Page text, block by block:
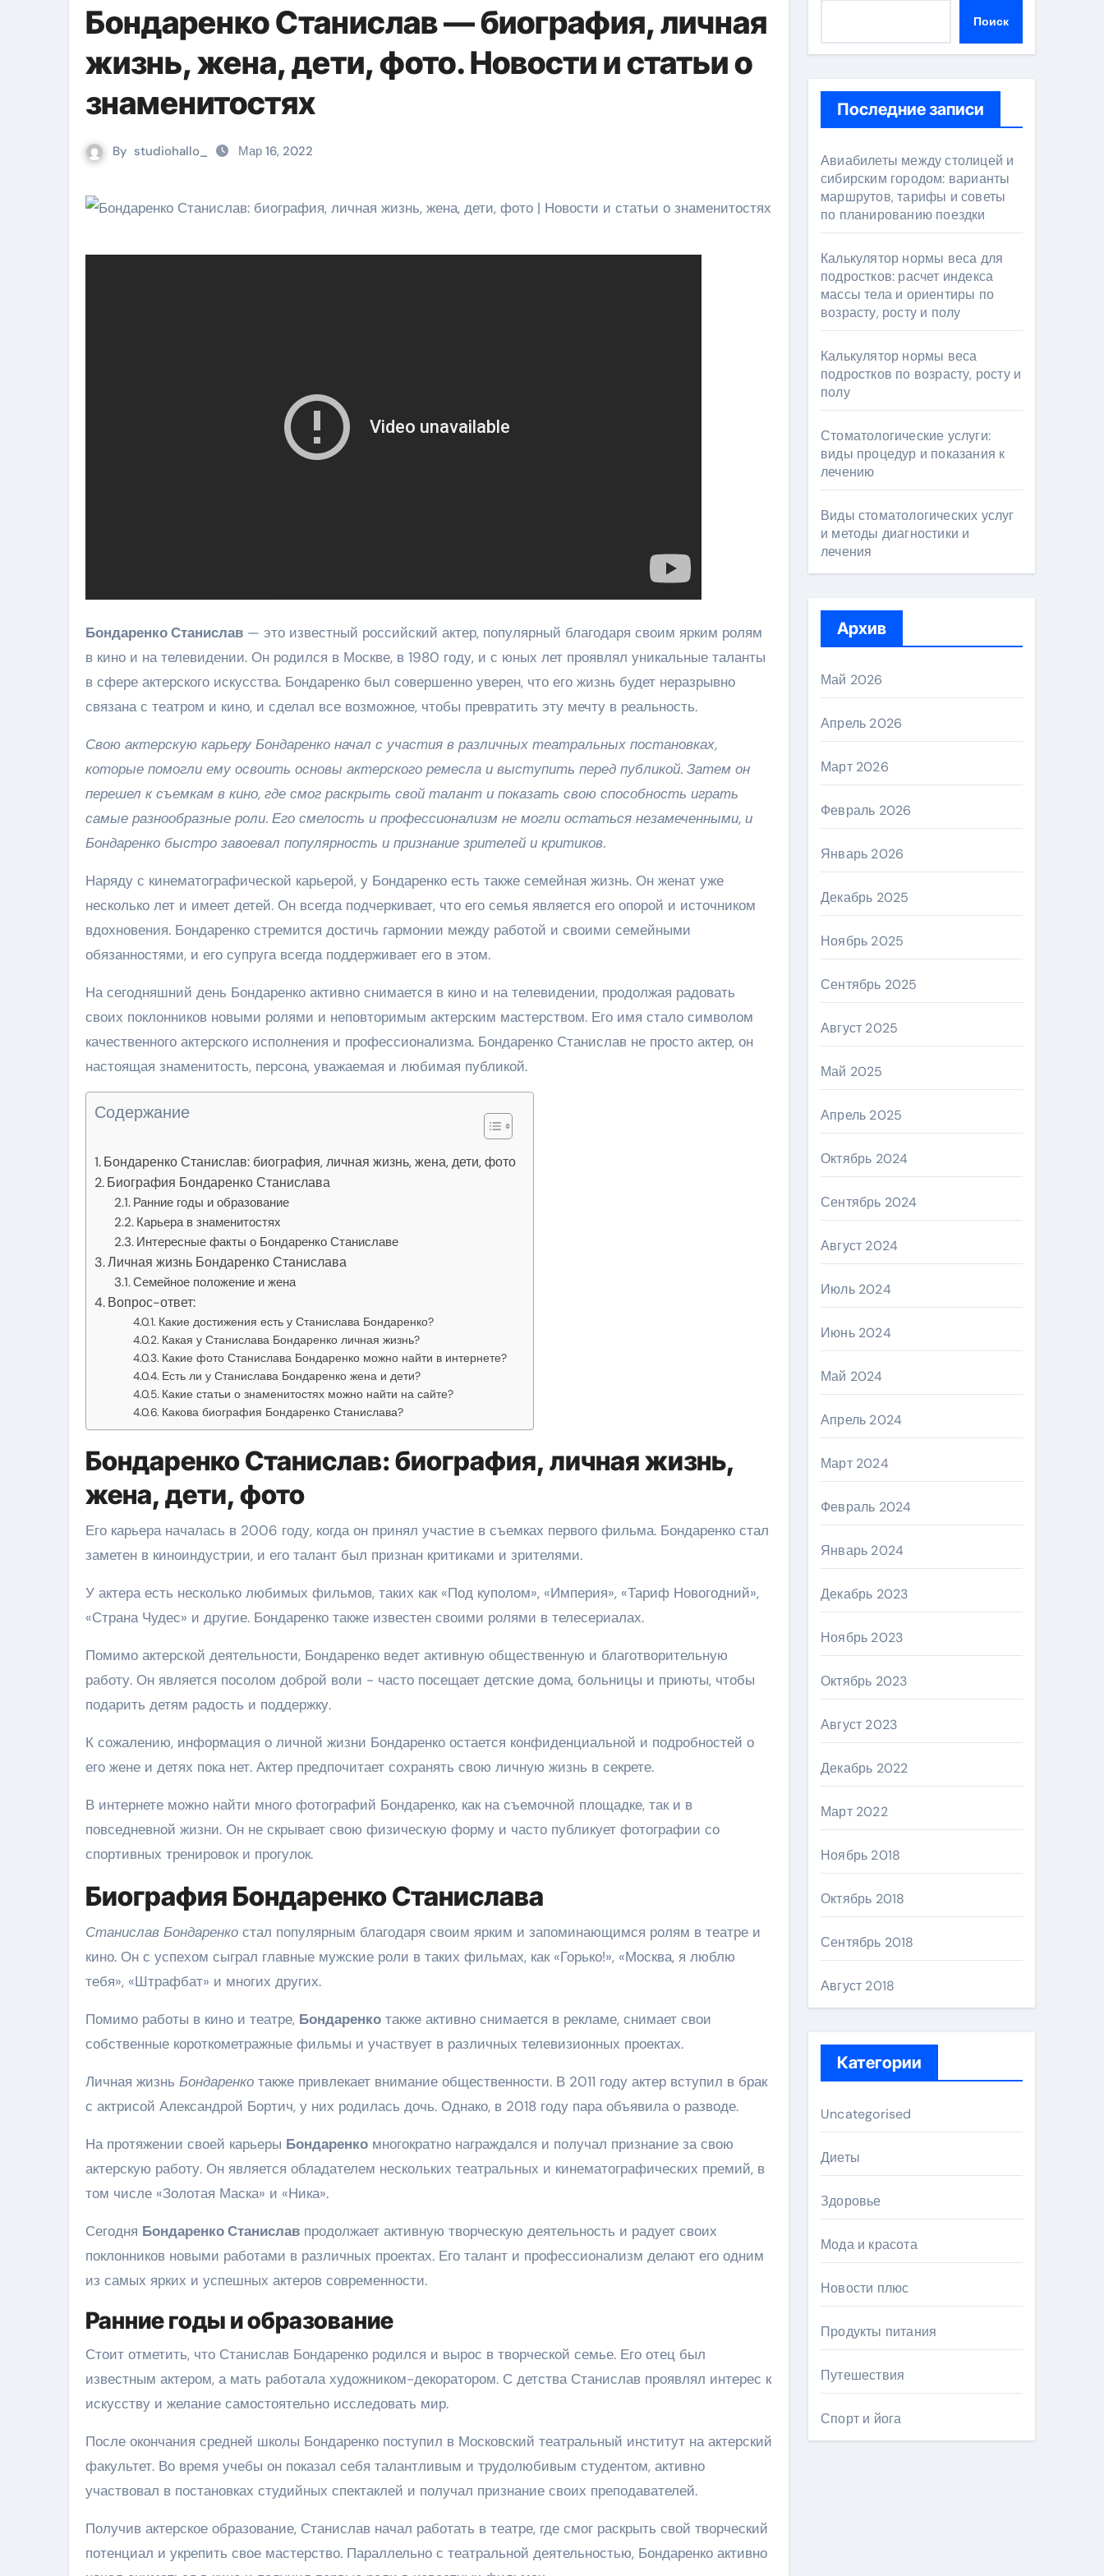
Бондаренко Станислав — биография, личная
жизнь, жена, дети, фото. Новости и статьи о
знаменитостях
By studiohallo_ Мар 16, 2022
Бондаренко Станислав — это известный российский актер, популярный благодаря своим ярким ролям
в кино и на телевидении. Он родился в Москве, в 1980 году, и с юных лет проявлял уникальные таланты
в сфере актерского искусства. Бондаренко был совершенно уверен, что его жизнь будет неразрывно
связана с театром и кино, и сделал все возможное, чтобы превратить эту мечту в реальность.
Свою актерскую карьеру Бондаренко начал с участия в различных театральных постановках,
которые помогли ему освоить основы актерского ремесла и выступить перед публикой. Затем он
перешел к съемкам в кино, где смог раскрыть свой талант и показать свою способность играть
самые разнообразные роли. Его смелость и профессионализм не могли остаться незамеченными, и
Бондаренко быстро завоевал популярность и признание зрителей и критиков.
Наряду с кинематографической карьерой, у Бондаренко есть также семейная жизнь. Он женат уже
несколько лет и имеет детей. Он всегда подчеркивает, что его семья является его опорой и источником
вдохновения. Бондаренко стремится достичь гармонии между работой и своими семейными
обязанностями, и его супруга всегда поддерживает его в этом.
На сегодняшний день Бондаренко активно снимается в кино и на телевидении, продолжая радовать
своих поклонников новыми ролями и неповторимым актерским мастерством. Его имя стало символом
качественного актерского исполнения и профессионализма. Бондаренко Станислав не просто актер, он
настоящая знаменитость, персона, уважаемая и любимая публикой.
Содержание
Бондаренко Станислав: биография, личная жизнь, жена, дети, фото
Биография Бондаренко Станислава
Ранние годы и образование
Карьера в знаменитостях
Интересные факты о Бондаренко Станиславе
Личная жизнь Бондаренко Станислава
Семейное положение и жена
Вопрос-ответ:
Какие достижения есть у Станислава Бондаренко?
Какая у Станислава Бондаренко личная жизнь?
Какие фото Станислава Бондаренко можно найти в интернете?
Есть ли у Станислава Бондаренко жена и дети?
Какие статьи о знаменитостях можно найти на сайте?
Какова биография Бондаренко Станислава?
Бондаренко Станислав: биография, личная жизнь,
жена, дети, фото
Его карьера началась в 2006 году, когда он принял участие в съемках первого фильма. Бондаренко стал
заметен в киноиндустрии, и его талант был признан критиками и зрителями.
У актера есть несколько любимых фильмов, таких как «Под куполом», «Империя», «Тариф Новогодний»,
«Страна Чудес» и другие. Бондаренко также известен своими ролями в телесериалах.
Помимо актерской деятельности, Бондаренко ведет активную общественную и благотворительную
работу. Он является посолом доброй воли - часто посещает детские дома, больницы и приюты, чтобы
подарить детям радость и поддержку.
К сожалению, информация о личной жизни Бондаренко остается конфиденциальной и подробностей о
его жене и детях пока нет. Актер предпочитает сохранять свою личную жизнь в секрете.
В интернете можно найти много фотографий Бондаренко, как на съемочной площадке, так и в
повседневной жизни. Он не скрывает свою физическую форму и часто публикует фотографии со
спортивных тренировок и прогулок.
Биография Бондаренко Станислава
Станислав Бондаренко стал популярным благодаря своим ярким и запоминающимся ролям в театре и
кино. Он с успехом сыграл главные мужские роли в таких фильмах, как «Горько!», «Москва, я люблю
тебя», «Штрафбат» и многих других.
Помимо работы в кино и театре, Бондаренко также активно снимается в рекламе, снимает свои
собственные короткометражные фильмы и участвует в различных телевизионных проектах.
Личная жизнь Бондаренко также привлекает внимание общественности. В 2011 году актер вступил в брак
с актрисой Александрой Бортич, у них родилась дочь. Однако, в 2018 году пара объявила о разводе.
На протяжении своей карьеры Бондаренко многократно награждался и получал признание за свою
актерскую работу. Он является обладателем нескольких театральных и кинематографических премий, в
том числе «Золотая Маска» и «Ника».
Сегодня Бондаренко Станислав продолжает активную творческую деятельность и радует своих
поклонников новыми работами в различных проектах. Его талант и профессионализм делают его одним
из самых ярких и успешных актеров современности.
Ранние годы и образование
Стоит отметить, что Станислав Бондаренко родился и вырос в творческой семье. Его отец был
известным актером, а мать работала художником-декоратором. С детства Станислав проявлял интерес к
искусству и желание самостоятельно исследовать мир.
После окончания средней школы Бондаренко поступил в Московский театральный институт на актерский
факультет. Во время учебы он показал себя талантливым и трудолюбивым студентом, активно
участвовал в постановках студийных спектаклей и получал признание своих преподавателей.
Получив актерское образование, Станислав начал работать в театре, где смог раскрыть свой творческий
потенциал и укрепить свое мастерство. Параллельно с театральной деятельностью, Бондаренко активно
Поиск
Последние записи
Авиабилеты между столицей и
сибирским городом: варианты
маршрутов, тарифы и советы
по планированию поездки
Калькулятор нормы веса для
подростков: расчет индекса
массы тела и ориентиры по
возрасту, росту и полу
Калькулятор нормы веса
подростков по возрасту, росту и
полу
Стоматологические услуги:
виды процедур и показания к
лечению
Виды стоматологических услуг
и методы диагностики и
лечения
Архив
Май 2026
Апрель 2026
Март 2026
Февраль 2026
Январь 2026
Декабрь 2025
Ноябрь 2025
Сентябрь 2025
Август 2025
Май 2025
Апрель 2025
Октябрь 2024
Сентябрь 2024
Август 2024
Июль 2024
Июнь 2024
Май 2024
Апрель 2024
Март 2024
Февраль 2024
Январь 2024
Декабрь 2023
Ноябрь 2023
Октябрь 2023
Август 2023
Декабрь 2022
Март 2022
Ноябрь 2018
Октябрь 2018
Сентябрь 2018
Август 2018
Категории
Uncategorised
Диеты
Здоровье
Мода и красота
Новости плюс
Продукты питания
Путешествия
Спорт и йога